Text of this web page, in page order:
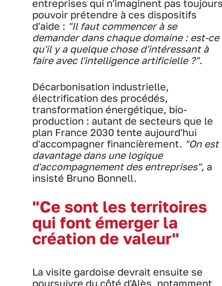
entreprises qui n'imaginent pas
pouvoir prétendre à ces dispositifs
d'aide : "Il faut commencer à se
demander dans chaque domaine : est-ce
qu'il y a quelque chose d'intéressant à
faire avec l'intelligence artificielle ?".
Décarbonisation industrielle,
électrification des procédés,
transformation énergétique, bio-
production : autant de secteurs que le
plan France 2030 tente aujourd'hui
d'accompagner financièrement. "On est
davantage dans une logique
d'accompagnement des entreprises", a
insisté Bruno Bonnell.
"Ce sont les territoires
qui font émerger la
création de valeur"
La visite gardoise devrait ensuite se
poursuivre du côté d'Alès, notamment